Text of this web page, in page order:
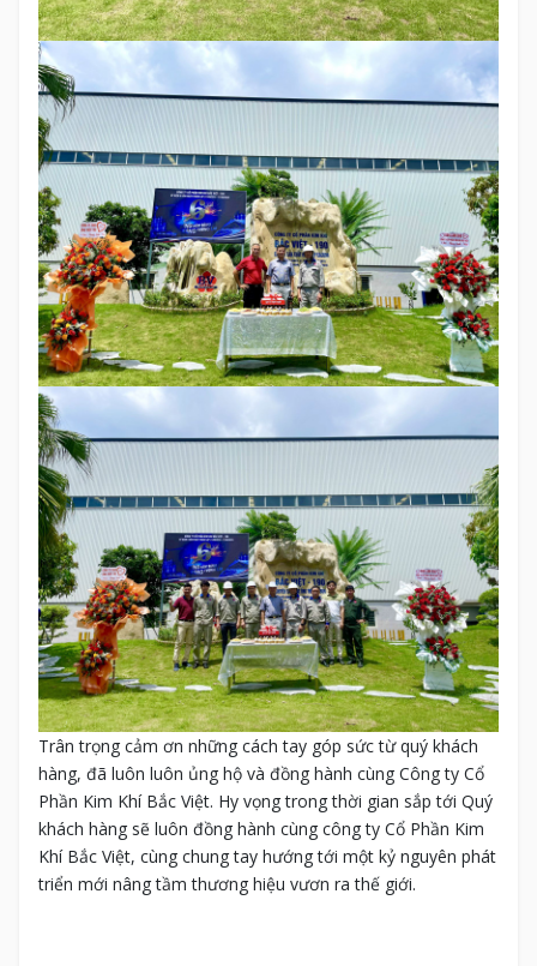
Trân trọng cảm ơn những cách tay góp sức từ quý khách
hàng, đã luôn luôn ủng hộ và đồng hành cùng Công ty Cổ
Phần Kim Khí Bắc Việt. Hy vọng trong thời gian sắp tới Quý
khách hàng sẽ luôn đồng hành cùng công ty Cổ Phần Kim
Khí Bắc Việt, cùng chung tay hướng tới một kỷ nguyên phát
triển mới nâng tầm thương hiệu vươn ra thế giới.